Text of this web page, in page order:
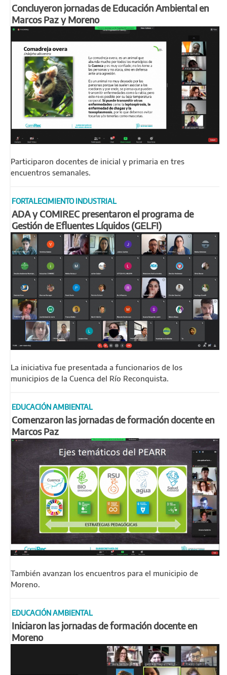
Concluyeron jornadas de Educación Ambiental en
Marcos Paz y Moreno
Participaron docentes de inicial y primaria en tres
encuentros semanales.
FORTALECIMIENTO INDUSTRIAL
ADA y COMIREC presentaron el programa de
Gestión de Efluentes Líquidos (GELFI)
La iniciativa fue presentada a funcionarios de los
municipios de la Cuenca del Río Reconquista.
EDUCACIÓN AMBIENTAL
Comenzaron las jornadas de formación docente en
Marcos Paz
También avanzan los encuentros para el municipio de
Moreno.
EDUCACIÓN AMBIENTAL
Iniciaron las jornadas de formación docente en
Moreno